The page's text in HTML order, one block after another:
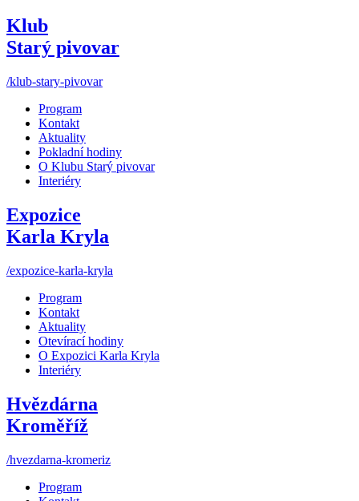
Klub
Starý pivovar
/klub-stary-pivovar
Program
Kontakt
Aktuality
Pokladní hodiny
O Klubu Starý pivovar
Interiéry
Expozice
Karla Kryla
/expozice-karla-kryla
Program
Kontakt
Aktuality
Otevírací hodiny
O Expozici Karla Kryla
Interiéry
Hvězdárna
Kroměříž
/hvezdarna-kromeriz
Program